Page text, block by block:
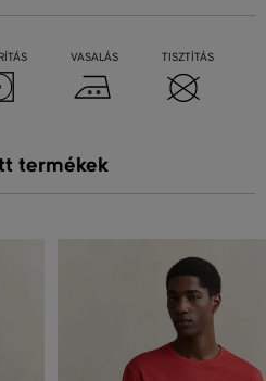
VASALÁS TISZTÍTÁS
termékek